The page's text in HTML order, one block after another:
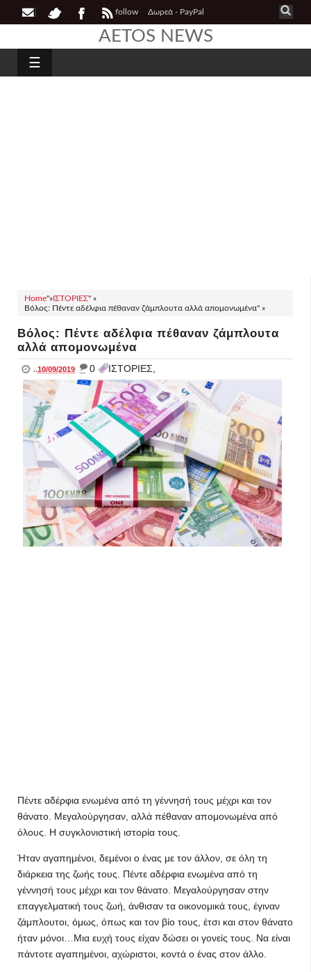
follow Δωρεά - PayPal
AETOS NEWS
☰
Home"»ΙΣΤΟΡΙΕΣ" »
Βόλος: Πέντε αδέλφια πέθαναν ζάμπλουτα αλλά απομονωμένα" »
Βόλος: Πέντε αδέλφια πέθαναν ζάμπλουτα
αλλά απομονωμένα
..10/09/2019 _ 0 ΙΣΤΟΡΙΕΣ,
Πέντε αδέρφια ενωμένα από τη γέννησή τους μέχρι και τον
θάνατο. Μεγαλούργησαν, αλλά πέθαναν απομονωμένα από
όλους. Η συγκλονιστική ιστορία τους.
Ήταν αγαπημένοι, δεμένοι ο ένας με τον άλλον, σε όλη τη
διάρκεια της ζωής τους. Πέντε αδέρφια ενωμένα από τη
γέννησή τους μέχρι και τον θάνατο. Μεγαλούργησαν στην
επαγγελματική τους ζωή, άνθισαν τα οικονομικά τους, έγιναν
ζάμπλουτοι, όμως, όπως και τον βίο τους, έτσι και στον θάνατο
ήταν μόνοι…Μια ευχή τους είχαν δώσει οι γονείς τους. Να είναι
πάντοτε αγαπημένοι, αχώριστοι, κοντά ο ένας στον άλλο.